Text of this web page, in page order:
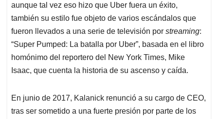
aunque tal vez eso hizo que Uber fuera un éxito,
también su estilo fue objeto de varios escándalos que
fueron llevados a una serie de televisión por streaming:
“Super Pumped: La batalla por Uber”, basada en el libro
homónimo del reportero del New York Times, Mike
Isaac, que cuenta la historia de su ascenso y caída.
En junio de 2017, Kalanick renunció a su cargo de CEO,
tras ser sometido a una fuerte presión por parte de los